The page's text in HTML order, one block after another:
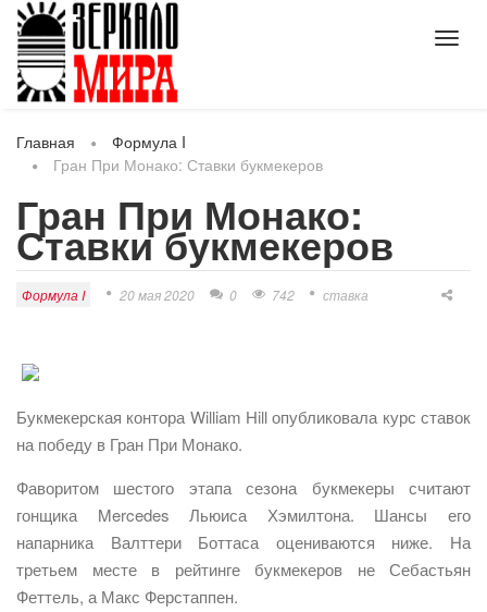
Главная
Формула I
Гран При Монако: Ставки букмекеров
Гран При Монако:
Ставки букмекеров
Формула I 20 мая 2020 0 742 ставка
Букмекерская контора William Hill опубликовала курс ставок
на победу в Гран При Монако.
Фаворитом шестого этапа сезона букмекеры считают
гонщика Mercedes Льюиса Хэмилтона. Шансы его
напарника Валттери Боттаса оцениваются ниже. На
третьем месте в рейтинге букмекеров не Себастьян
Феттель, а Макс Ферстаппен.